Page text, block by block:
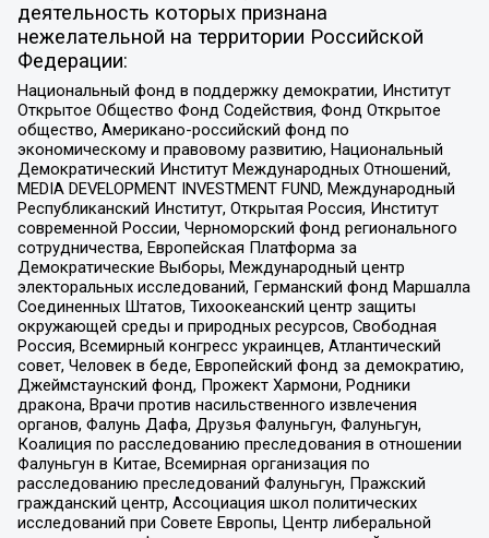
деятельность которых признана
нежелательной на территории Российской
Федерации:
Национальный фонд в поддержку демократии, Институт
Открытое Общество Фонд Содействия, Фонд Открытое
общество, Американо-российский фонд по
экономическому и правовому развитию, Национальный
Демократический Институт Международных Отношений,
MEDIA DEVELOPMENT INVESTMENT FUND, Международный
Республиканский Институт, Открытая Россия, Институт
современной России, Черноморский фонд регионального
сотрудничества, Европейская Платформа за
Демократические Выборы, Международный центр
электоральных исследований, Германский фонд Маршалла
Соединенных Штатов, Тихоокеанский центр защиты
окружающей среды и природных ресурсов, Свободная
Россия, Всемирный конгресс украинцев, Атлантический
совет, Человек в беде, Европейский фонд за демократию,
Джеймстаунский фонд, Прожект Хармони, Родники
дракона, Врачи против насильственного извлечения
органов, Фалунь Дафа, Друзья Фалуньгун, Фалуньгун,
Коалиция по расследованию преследования в отношении
Фалуньгун в Китае, Всемирная организация по
расследованию преследований Фалуньгун, Пражский
гражданский центр, Ассоциация школ политических
исследований при Совете Европы, Центр либеральной